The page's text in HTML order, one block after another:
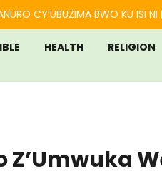
CY’UBUZIMA BWO KU ISI NI
HEALTH RELIGION